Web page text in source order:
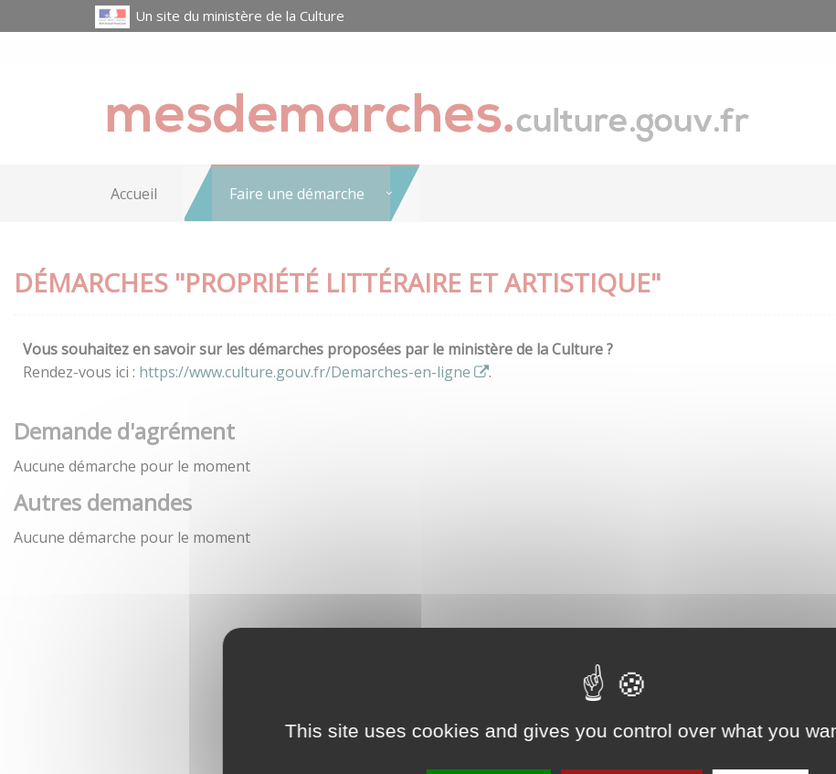
This site uses cookies and gives you control over what you
Un site du ministère de la Culture
Accueil Faire une démarche
DÉMARCHES "PROPRIÉTÉ LITTÉRAIRE ET ARTISTIQUE"
Vous souhaitez en savoir sur les démarches proposées par le ministère de la Culture ?
Rendez-vous ici : https://www.culture.gouv.fr/Demarches-en-ligne .
Demande d'agrément
Aucune démarche pour le moment
Autres demandes
Aucune démarche pour le moment